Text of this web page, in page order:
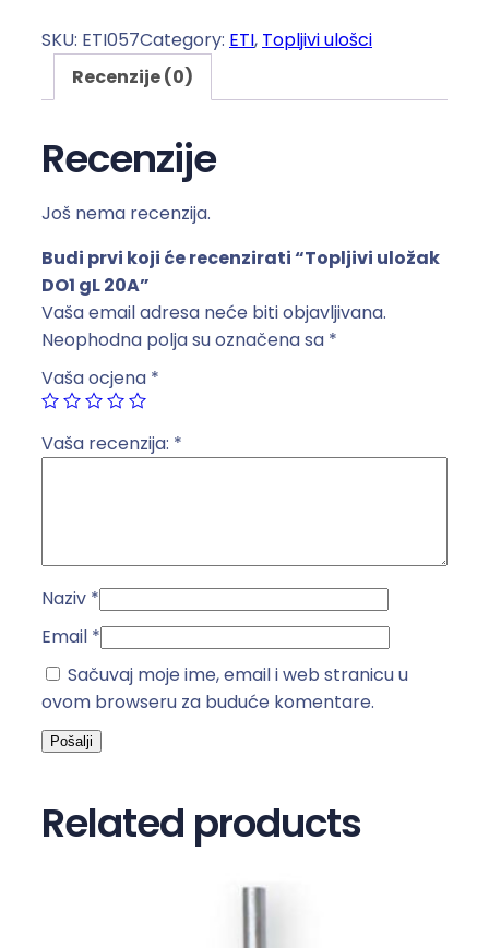
p
v
l
o
ž
a
k
O
1
g
o
l
č
i
n
SKU: ETI057Category: ETI, Topljivi ulošci
Recenzije (0)
Recenzije
Još nema recenzija.
Budi prvi koji će recenzirati “Topljivi uložak
DO1 gL 20A”
Vaša email adresa neće biti objavljivana.
Neophodna polja su označena sa *
Vaša ocjena *
Vaša recenzija: *
Naziv *
Email *
Sačuvaj moje ime, email i web stranicu u
ovom browseru za buduće komentare.
Related products